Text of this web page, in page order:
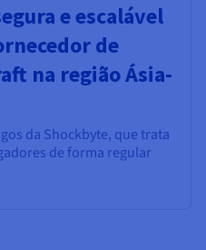
e escalável
de
na região Ásia-
da Shockbyte, que trata
de forma regular